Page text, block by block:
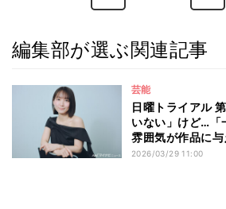
編集部が選ぶ関連記事
芸能
日曜トライアル
いない」けど…「
雰囲気が作品に
ルテット』『正
2026/03/29 11:00